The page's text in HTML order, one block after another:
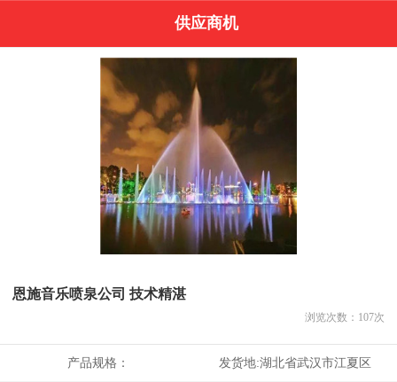
供应商机
恩施音乐喷泉公司 技术精湛
浏览次数： 107次
产品规格： 发货地:湖北省武汉市江夏区